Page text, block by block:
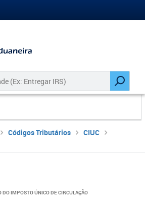
Códigos Tributários
CIUC
DO IMPOSTO ÚNICO DE CIRCULAÇÃO